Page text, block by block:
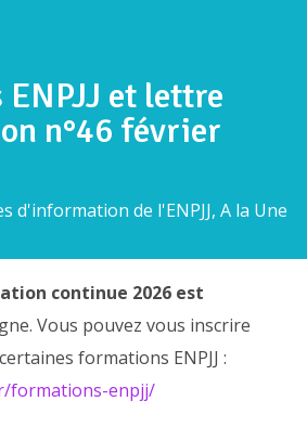
et lettre
n°46 février
d'information de l'ENPJJ, A la Une
continue 2026 est
Vous pouvez vous inscrire
formations ENPJJ :
formations-enpjj/